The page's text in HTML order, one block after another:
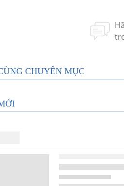
CHUYÊN MỤC